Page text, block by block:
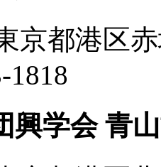
京都港区
1818
興学会 青